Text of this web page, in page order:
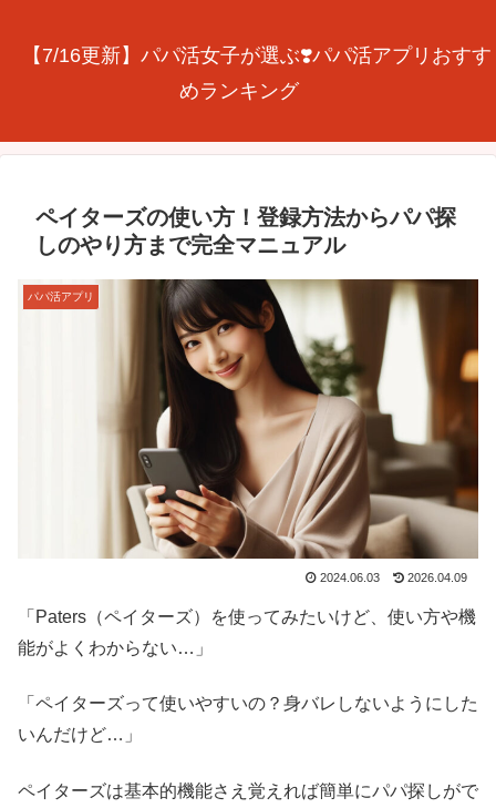
【7/16更新】パパ活女子が選ぶ❣️パパ活アプリおすす
めランキング
ペイターズの使い方！登録方法からパパ探
しのやり方まで完全マニュアル
パパ活アプリ
2024.06.03 2026.04.09
「Paters（ペイターズ）を使ってみたいけど、使い方や機
能がよくわからない…」
「ペイターズって使いやすいの？身バレしないようにした
いんだけど…」
ペイターズは基本的機能さえ覚えれば簡単にパパ探しがで